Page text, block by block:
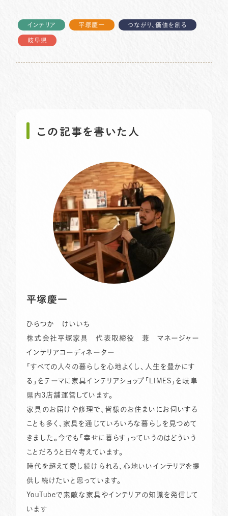
インテリア 平塚慶一 つながり、価値を創る
岐阜県
この記事を書いた人
平塚慶一
ひらつか けいいち
株式会社平塚家具 代表取締役 兼 マネージャー
インテリアコーディネーター
「すべての人々の暮らしを心地よくし、人生を豊かにす
る」をテーマに家具インテリアショップ「LIMES」を岐阜
県内3店舗運営しています。
家具のお届けや修理で、皆様のお住まいにお伺いする
ことも多く、家具を通じていろいろな暮らしを見つめて
きました。今でも「幸せに暮らす」っていうのはどういう
ことだろうと日々考えています。
時代を超えて愛し続けられる、心地いいインテリアを提
供し続けたいと思っています。
YouTubeで素敵な家具やインテリアの知識を発信して
います